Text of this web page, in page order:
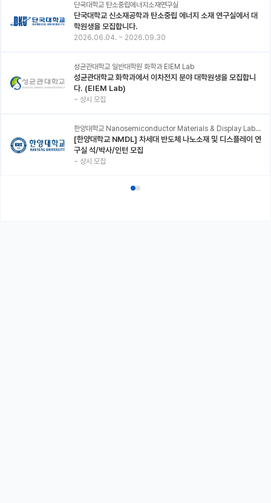
단국대학교 탄소중립에너지소재연구실
단국대학교 신소재공학과 탄소중립 에너지 소재 연구실에서 대
학원생을 모집합니다.
2026.06.04. ~ 2026.09.30
성균관대학교 일반대학원 화학과 EIEM Lab
성균관대학교 화학과에서 이차전지 분야 대학원생을 모집합니
다. (EIEM Lab)
~ 상시 모집
한양대학교 Nanosemiconductor Materials & Display Laboratory
[한양대학교 NMDL] 차세대 반도체 나노소재 및 디스플레이 연
구실 석/박사/인턴 모집
~ 상시 모집